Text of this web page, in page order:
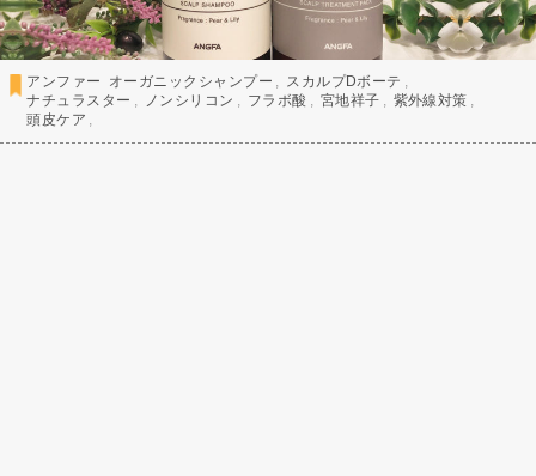
アンファー オーガニックシャンプー
スカルプDボーテ
ナチュラスター
ノンシリコン フラボ酸 宮地祥子
紫外線対策
頭皮ケア